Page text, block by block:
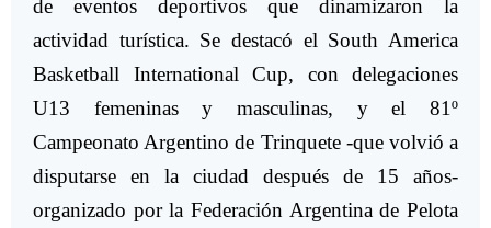
de eventos deportivos que dinamizaron la
actividad turística. Se destacó el South America
Basketball International Cup, con delegaciones
U13 femeninas y masculinas, y el 81º
Campeonato Argentino de Trinquete -que volvió a
disputarse en la ciudad después de 15 años-
organizado por la Federación Argentina de Pelota